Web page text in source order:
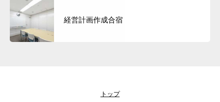
経営計画作成合宿
トップ